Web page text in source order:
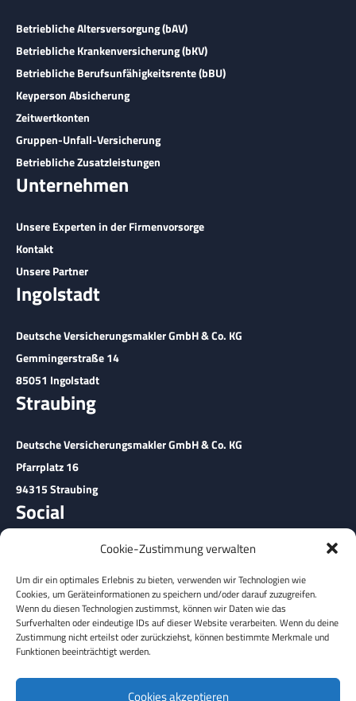
Cookie-Zustimmung verwalten
Um dir ein optimales Erlebnis zu bieten, verwenden wir Technologien wie
Cookies, um Geräteinformationen zu speichern und/oder darauf zuzugreifen.
Wenn du diesen Technologien zustimmst, können wir Daten wie das
Surfverhalten oder eindeutige IDs auf dieser Website verarbeiten. Wenn du deine
Zustimmung nicht erteilst oder zurückziehst, können bestimmte Merkmale und
Funktionen beeinträchtigt werden.
Cookies akzeptieren
Betriebliche Altersversorgung (bAV)
Betriebliche Krankenversicherung (bKV)
Betriebliche Berufsunfähigkeitsrente (bBU)
Keyperson Absicherung
Zeitwertkonten
Gruppen-Unfall-Versicherung
Betriebliche Zusatzleistungen
Unternehmen
Unsere Experten in der Firmenvorsorge
Kontakt
Unsere Partner
Ingolstadt
Deutsche Versicherungsmakler GmbH & Co. KG
Gemmingerstraße 14
85051 Ingolstadt
Straubing
Deutsche Versicherungsmakler GmbH & Co. KG
Pfarrplatz 16
94315 Straubing
Social